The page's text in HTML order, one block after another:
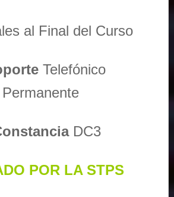
al Final del Curso
Telefónico
Permanente
DC3
POR LA STPS